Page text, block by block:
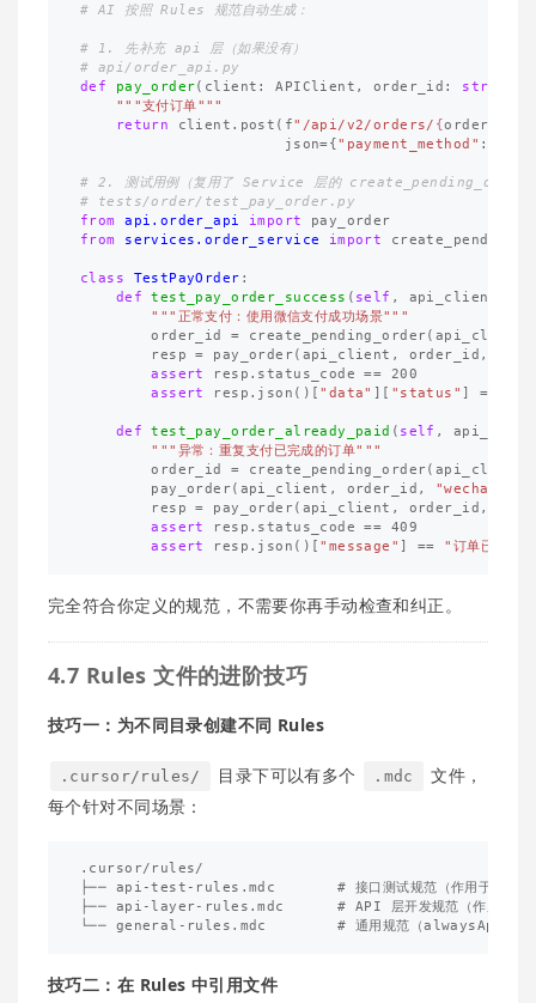
# 1. 先补充 api 层（如果没有）
def
pay_order( client : APIClient , order_id : str
"""支付订单"""
return
client . post ( f"/api/v2/orders/ {order_id
json={"payment_method" :
# 2. 测试用例（复用了 Service 层的 create_pending_order
from
api.order_api import
pay_order
from
services.order_service import
class TestPayOrder :
def
test_pay_order_success ( self , api_client
"""正常支付：使用微信支付成功场景"""
order_id
= create_pending_order( api_client
resp
= pay_order( api_client , order_id ,
assert
resp . status_code ==
200
assert
resp . json ()[ "data" ][ "status" ] ==
def test_pay_order_already_paid ( self ,
"""异常：重复支付已完成的订单"""
order_id
= create_pending_order( api_client
pay_order( api_client , order_id , "wechat"
resp
= pay_order( api_client , order_id ,
assert
resp . status_code ==
409
assert
resp . json ()[ "message" ] == "订单已支付"
完全符合你定义的规范，不需要你再手动检查和纠正。
4.7 Rules 文件的进阶技巧
技巧一：为不同目录创建不同 Rules
.cursor/rules/ 目录下可以有多个 .mdc
文件，
每个针对不同场景：
.cursor/rules/
├── api-test-rules.mdc       # 接口测试规范（作用于
├── api-layer-rules.mdc      # API 层开发规范（作用于
技巧二：在 Rules 中引用文件